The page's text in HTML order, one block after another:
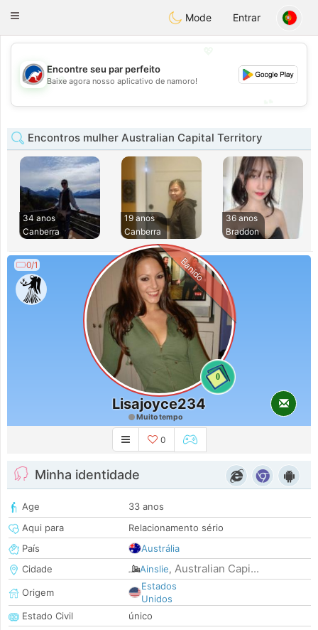
Australia Chat
Toggle
Mode Entrar
💖
💕
Encontre seu par perfeito
Baixe agora nosso aplicativo de namoro!
Encontros mulher Australian Capital Territory
34 anos
Canberra
19 anos
Canberra
36 anos
Braddon
0/1
0
Banido
Lisajoyce234
Muito tempo
0
Minha identidade
Age
33 anos
Aqui para
Relacionamento sério
País
Austrália
Cidade
Ainslie, Australian Capi...
Origem
Estados
Unidos
Estado Civil
único